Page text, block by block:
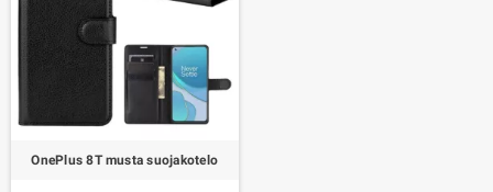
OnePlus 8T musta suojakotelo